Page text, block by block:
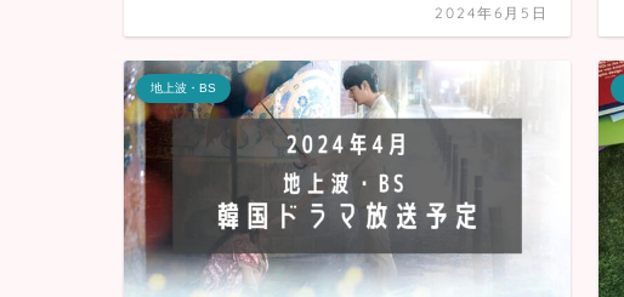
2024年6月5日
地上波・BS